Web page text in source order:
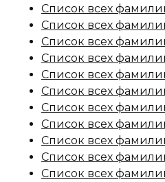
Список всех
Список всех
Список всех
Список всех
Список всех
Список всех
Список всех
Список всех
Список всех
Список всех
Список всех